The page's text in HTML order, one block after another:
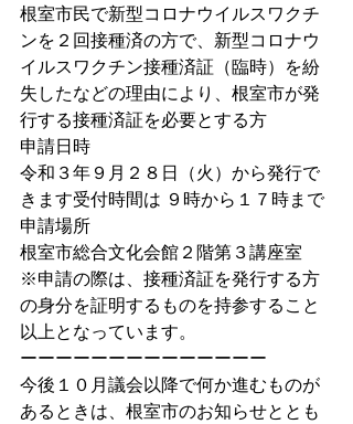
根室市民で新型コロナウイルスワクチ
ンを２回接種済の方で、新型コロナウ
イルスワクチン接種済証（臨時）を紛
失したなどの理由により、根室市が発
行する接種済証を必要とする方
申請日時
令和３年９月２８日（火）から発行で
きます受付時間は ９時から１７時まで
申請場所
根室市総合文化会館２階第３講座室
※申請の際は、接種済証を発行する方
の身分を証明するものを持参すること
以上となっています。
ーーーーーーーーーーーーーー
今後１０月議会以降で何か進むものが
あるときは、根室市のお知らせととも